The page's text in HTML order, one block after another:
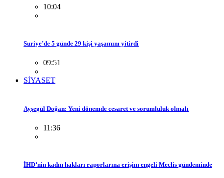
10:04
Suriye’de 5 günde 29 kişi yaşamını yitirdi
09:51
SİYASET
Ayşegül Doğan: Yeni dönemde cesaret ve sorumluluk olmalı
11:36
İHD’nin kadın hakları raporlarına erişim engeli Meclis gündeminde